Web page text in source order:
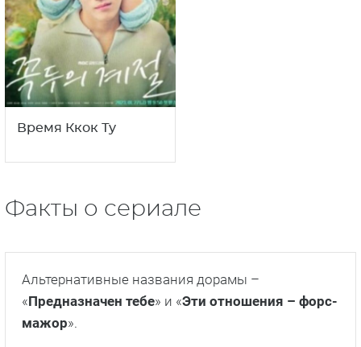
Время Ккок Ту
Факты о сериале
Альтернативные названия дорамы –
«Предназначен тебе» и «Эти отношения – форс-
мажор».